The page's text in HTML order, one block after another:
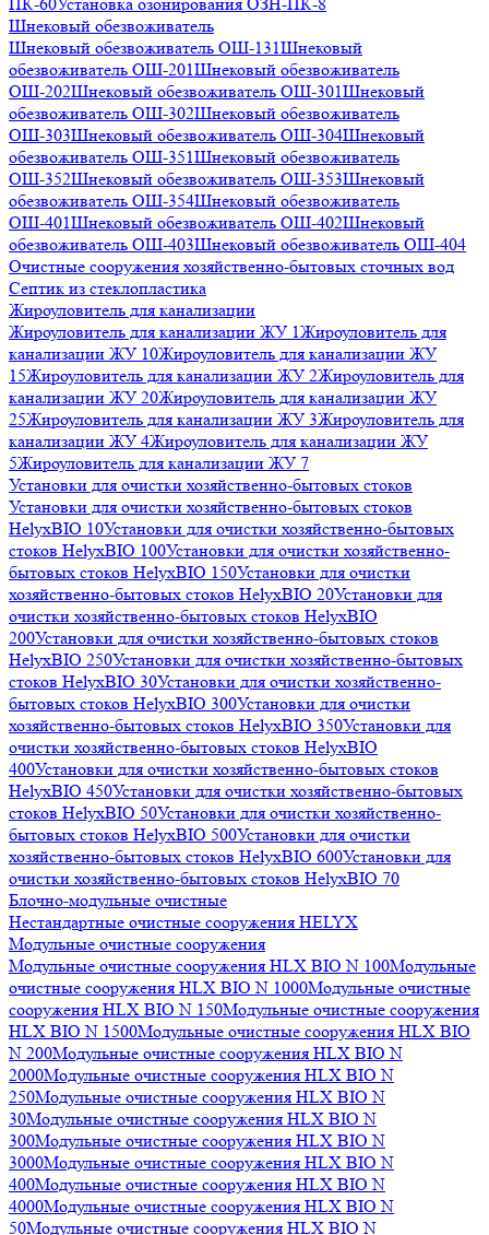
Шнековый обезвоживатель
Шнековый обезвоживатель ОШ-131Шнековый
обезвоживатель ОШ-201Шнековый обезвоживатель
ОШ-202Шнековый обезвоживатель ОШ-301Шнековый
обезвоживатель ОШ-302Шнековый обезвоживатель
ОШ-303Шнековый обезвоживатель ОШ-304Шнековый
обезвоживатель ОШ-351Шнековый обезвоживатель
ОШ-352Шнековый обезвоживатель ОШ-353Шнековый
обезвоживатель ОШ-354Шнековый обезвоживатель
ОШ-401Шнековый обезвоживатель ОШ-402Шнековый
обезвоживатель ОШ-403Шнековый обезвоживатель ОШ-404
Очистные сооружения хозяйственно-бытовых сточных вод
Септик из стеклопластика
Жироуловитель для канализации
Жироуловитель для канализации ЖУ 1Жироуловитель для
канализации ЖУ 10Жироуловитель для канализации ЖУ
15Жироуловитель для канализации ЖУ 2Жироуловитель для
канализации ЖУ 20Жироуловитель для канализации ЖУ
25Жироуловитель для канализации ЖУ 3Жироуловитель для
канализации ЖУ 4Жироуловитель для канализации ЖУ
5Жироуловитель для канализации ЖУ 7
Установки для очистки хозяйственно-бытовых стоков
Установки для очистки хозяйственно-бытовых стоков
HelyxBIO 10Установки для очистки хозяйственно-бытовых
стоков HelyxBIO 100Установки для очистки хозяйственно-
бытовых стоков HelyxBIO 150Установки для очистки
хозяйственно-бытовых стоков HelyxBIO 20Установки для
очистки хозяйственно-бытовых стоков HelyxBIO
200Установки для очистки хозяйственно-бытовых стоков
HelyxBIO 250Установки для очистки хозяйственно-бытовых
стоков HelyxBIO 30Установки для очистки хозяйственно-
бытовых стоков HelyxBIO 300Установки для очистки
хозяйственно-бытовых стоков HelyxBIO 350Установки для
очистки хозяйственно-бытовых стоков HelyxBIO
400Установки для очистки хозяйственно-бытовых стоков
HelyxBIO 450Установки для очистки хозяйственно-бытовых
стоков HelyxBIO 50Установки для очистки хозяйственно-
бытовых стоков HelyxBIO 500Установки для очистки
хозяйственно-бытовых стоков HelyxBIO 600Установки для
очистки хозяйственно-бытовых стоков HelyxBIO 70
Блочно-модульные очистные
Нестандартные очистные сооружения HELYX
Модульные очистные сооружения
Модульные очистные сооружения HLX BIO N 100Модульные
очистные сооружения HLX BIO N 1000Модульные очистные
сооружения HLX BIO N 150Модульные очистные сооружения
HLX BIO N 1500Модульные очистные сооружения HLX BIO
N 200Модульные очистные сооружения HLX BIO N
2000Модульные очистные сооружения HLX BIO N
250Модульные очистные сооружения HLX BIO N
30Модульные очистные сооружения HLX BIO N
300Модульные очистные сооружения HLX BIO N
3000Модульные очистные сооружения HLX BIO N
400Модульные очистные сооружения HLX BIO N
4000Модульные очистные сооружения HLX BIO N
50Модульные очистные сооружения HLX BIO N